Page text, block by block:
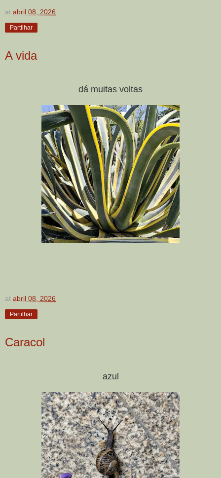
at abril 08, 2026
Partilhar
A vida
dá muitas voltas
at abril 08, 2026
Partilhar
Caracol
azul